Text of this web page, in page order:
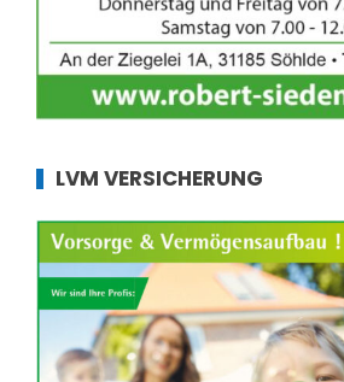
LVM VERSICHERUNG